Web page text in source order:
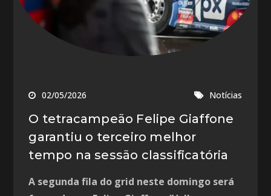
02/05/2026 Notícias
O tetracampeão Felipe Giaffone
garantiu o terceiro melhor
tempo na sessão classificatória
A segunda fila do grid neste domingo será